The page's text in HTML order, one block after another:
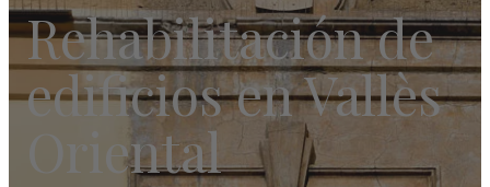
Rehabilitación de
edificios en Vallès
Oriental